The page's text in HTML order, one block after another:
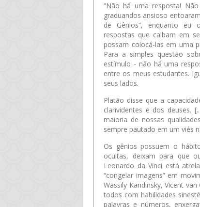
“Não há uma resposta!
graduandos ansioso
de Gênios”, enquanto eu
respostas que caibam em
possam colocá-las em uma
Para a simples questão
estímulo - não há uma
entre os meus estudantes.
seus lados.
Platão disse que a
clarividentes e dos deuses.
maioria de nossas
sempre pautado em um viés
Os gênios possuem o
ocultas, deixam para que
Leonardo da Vinci está
“congelar imagens” em
Wassily Kandinsky, Vicent
todos com habilidades
palavras e números,